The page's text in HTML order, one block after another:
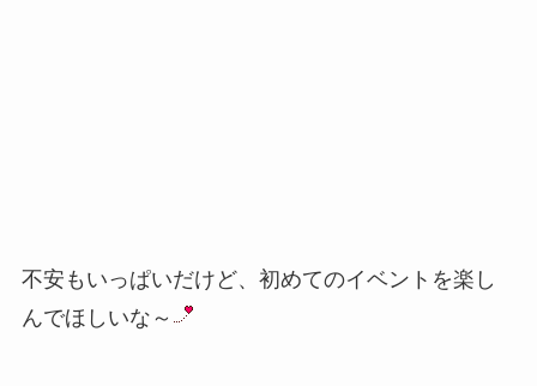
不安もいっぱいだけど、初めてのイベントを楽し
んでほしいな～